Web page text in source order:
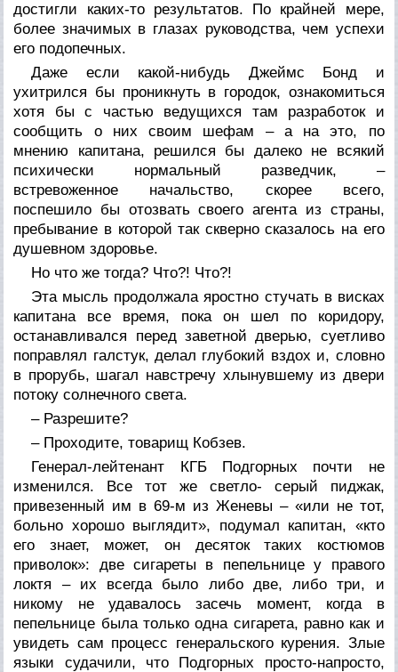
достигли каких-то результатов. По крайней мере,
более значимых в глазах руководства, чем успехи
его подопечных.
Даже если какой-нибудь Джеймс Бонд и
ухитрился бы проникнуть в городок, ознакомиться
хотя бы с частью ведущихся там разработок и
сообщить о них своим шефам – а на это, по
мнению капитана, решился бы далеко не всякий
психически нормальный разведчик, –
встревоженное начальство, скорее всего,
поспешило бы отозвать своего агента из страны,
пребывание в которой так скверно сказалось на его
душевном здоровье.
Но что же тогда? Что?! Что?!
Эта мысль продолжала яростно стучать в висках
капитана все время, пока он шел по коридору,
останавливался перед заветной дверью, суетливо
поправлял галстук, делал глубокий вздох и, словно
в прорубь, шагал навстречу хлынувшему из двери
потоку солнечного света.
– Разрешите?
– Проходите, товарищ Кобзев.
Генерал-лейтенант КГБ Подгорных почти не
изменился. Все тот же светло- серый пиджак,
привезенный им в 69-м из Женевы – «или не тот,
больно хорошо выглядит», подумал капитан, «кто
его знает, может, он десяток таких костюмов
приволок»: две сигареты в пепельнице у правого
локтя – их всегда было либо две, либо три, и
никому не удавалось засечь момент, когда в
пепельнице была только одна сигарета, равно как и
увидеть сам процесс генеральского курения. Злые
языки судачили, что Подгорных просто-напросто,